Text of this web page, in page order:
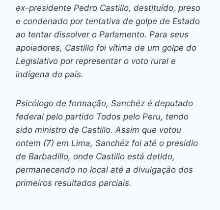
ex-presidente Pedro Castillo, destituído, preso
e condenado por tentativa de golpe de Estado
ao tentar dissolver o Parlamento. Para seus
apoiadores, Castillo foi vítima de um golpe do
Legislativo por representar o voto rural e
indígena do país.
Psicólogo de formação, Sanchéz é deputado
federal pelo partido Todos pelo Peru, tendo
sido ministro de Castillo. Assim que votou
ontem (7) em Lima, Sanchéz foi até o presídio
de Barbadillo, onde Castillo está detido,
permanecendo no local até a divulgação dos
primeiros resultados parciais.